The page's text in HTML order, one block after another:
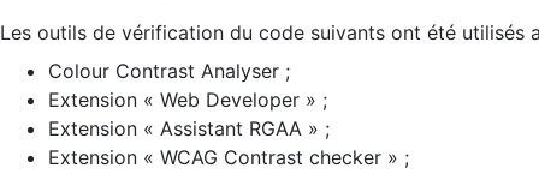
Les outils de vérification du code suivants ont été utilisés
Colour Contrast Analyser ;
Extension « Web Developer » ;
Extension « Assistant RGAA » ;
Extension « WCAG Contrast checker » ;